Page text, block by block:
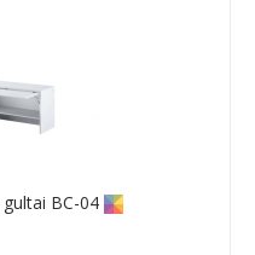
gultai BC-04